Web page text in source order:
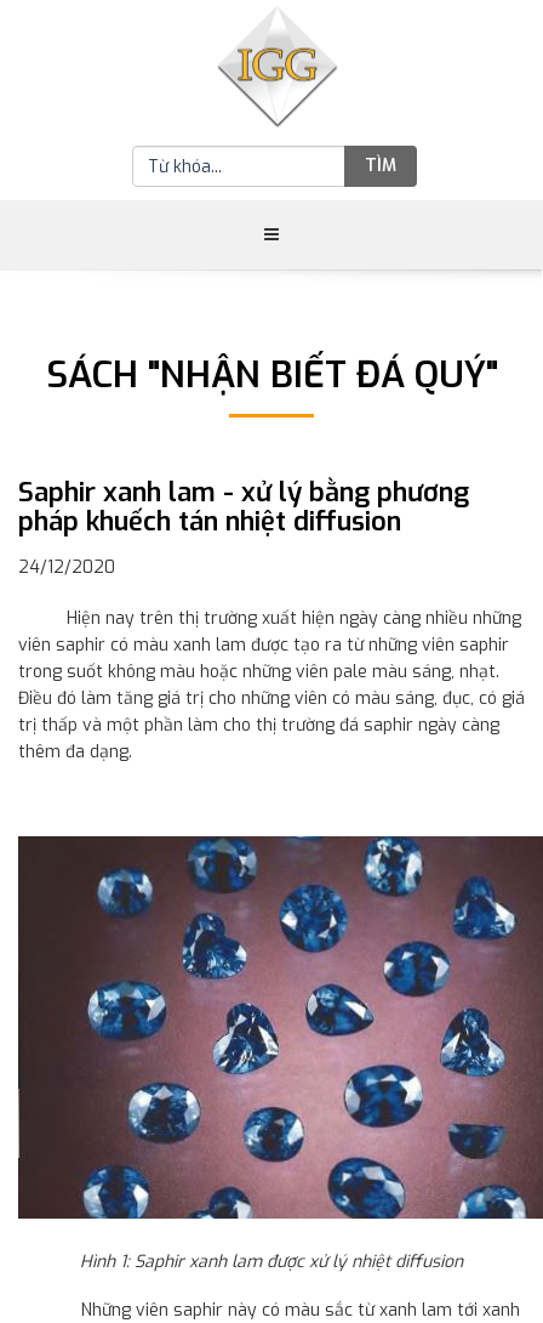
TÌM
SÁCH "NHẬN BIẾT ĐÁ QUÝ"
Saphir xanh lam - xử lý bằng phương
pháp khuếch tán nhiệt diffusion
24/12/2020
Hiện nay trên thị trường xuất hiện ngày càng nhiều những
viên saphir có màu xanh lam được tạo ra từ những viên saphir
trong suốt không màu hoặc những viên pale màu sáng, nhạt.
Điều đó làm tăng giá trị cho những viên có màu sáng, đục, có giá
trị thấp và một phần làm cho thị trường đá saphir ngày càng
thêm đa dạng.
Hình 1: Saphir xanh lam được xử lý nhiệt diffusion
Những viên saphir này có màu sắc từ xanh lam tới xanh